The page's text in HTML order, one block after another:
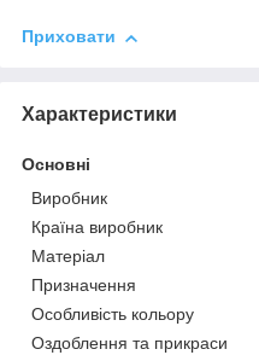
Приховати
Характеристики
Основні
Виробник
Країна виробник
Матеріал
Призначення
Особливість кольору
Оздоблення та прикраси